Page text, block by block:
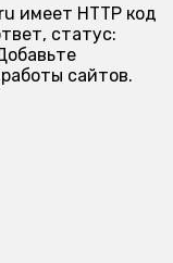
имеет HTTP код
статус:
сайтов.